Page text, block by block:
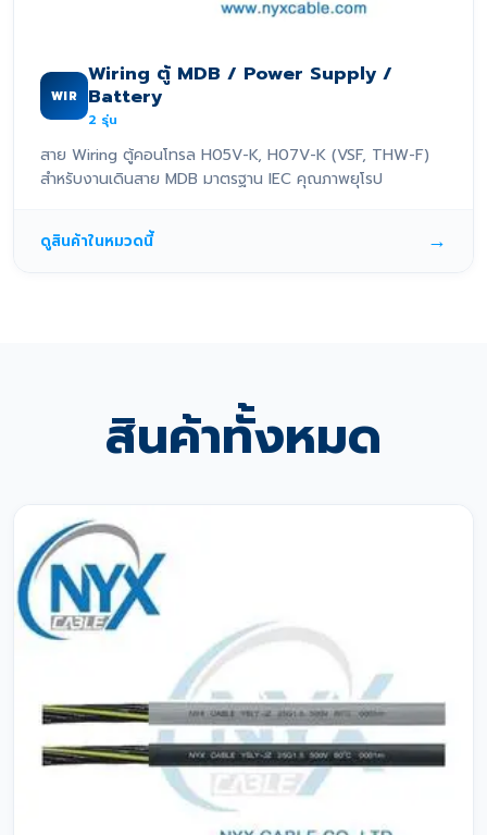
WIR
Wiring ตู้ MDB / Power Supply /
Battery
2 รุ่น
สาย Wiring ตู้คอนโทรล H05V-K, H07V-K (VSF, THW-F)
สำหรับงานเดินสาย MDB มาตรฐาน IEC คุณภาพยุโรป
ดูสินค้าในหมวดนี้ →
สินค้าทั้งหมด